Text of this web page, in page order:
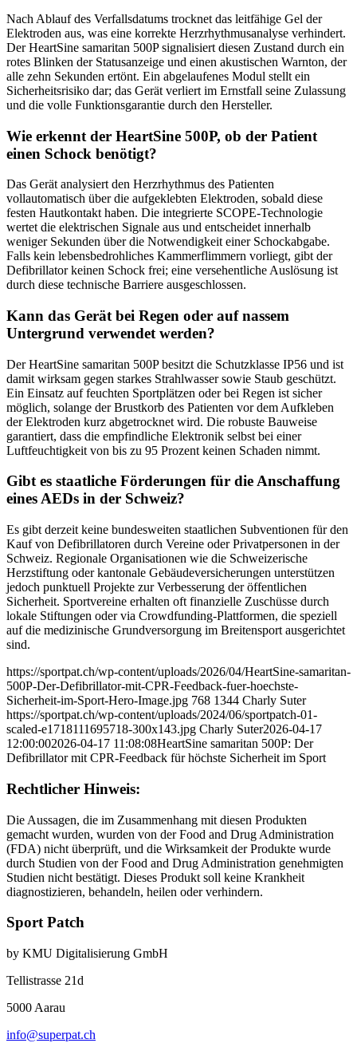
Nach Ablauf des Verfallsdatums trocknet das leitfähige Gel der
Elektroden aus, was eine korrekte Herzrhythmusanalyse verhindert.
Der HeartSine samaritan 500P signalisiert diesen Zustand durch ein
rotes Blinken der Statusanzeige und einen akustischen Warnton, der
alle zehn Sekunden ertönt. Ein abgelaufenes Modul stellt ein
Sicherheitsrisiko dar; das Gerät verliert im Ernstfall seine Zulassung
und die volle Funktionsgarantie durch den Hersteller.
Wie erkennt der HeartSine 500P, ob der Patient
einen Schock benötigt?
Das Gerät analysiert den Herzrhythmus des Patienten
vollautomatisch über die aufgeklebten Elektroden, sobald diese
festen Hautkontakt haben. Die integrierte SCOPE-Technologie
wertet die elektrischen Signale aus und entscheidet innerhalb
weniger Sekunden über die Notwendigkeit einer Schockabgabe.
Falls kein lebensbedrohliches Kammerflimmern vorliegt, gibt der
Defibrillator keinen Schock frei; eine versehentliche Auslösung ist
durch diese technische Barriere ausgeschlossen.
Kann das Gerät bei Regen oder auf nassem
Untergrund verwendet werden?
Der HeartSine samaritan 500P besitzt die Schutzklasse IP56 und ist
damit wirksam gegen starkes Strahlwasser sowie Staub geschützt.
Ein Einsatz auf feuchten Sportplätzen oder bei Regen ist sicher
möglich, solange der Brustkorb des Patienten vor dem Aufkleben
der Elektroden kurz abgetrocknet wird. Die robuste Bauweise
garantiert, dass die empfindliche Elektronik selbst bei einer
Luftfeuchtigkeit von bis zu 95 Prozent keinen Schaden nimmt.
Gibt es staatliche Förderungen für die Anschaffung
eines AEDs in der Schweiz?
Es gibt derzeit keine bundesweiten staatlichen Subventionen für den
Kauf von Defibrillatoren durch Vereine oder Privatpersonen in der
Schweiz. Regionale Organisationen wie die Schweizerische
Herzstiftung oder kantonale Gebäudeversicherungen unterstützen
jedoch punktuell Projekte zur Verbesserung der öffentlichen
Sicherheit. Sportvereine erhalten oft finanzielle Zuschüsse durch
lokale Stiftungen oder via Crowdfunding-Plattformen, die speziell
auf die medizinische Grundversorgung im Breitensport ausgerichtet
sind.
https://sportpat.ch/wp-content/uploads/2026/04/HeartSine-samaritan-
500P-Der-Defibrillator-mit-CPR-Feedback-fuer-hoechste-
Sicherheit-im-Sport-Hero-Image.jpg 768 1344 Charly Suter
https://sportpat.ch/wp-content/uploads/2024/06/sportpatch-01-
scaled-e1718111695718-300x143.jpg Charly Suter2026-04-17
12:00:002026-04-17 11:08:08HeartSine samaritan 500P: Der
Defibrillator mit CPR-Feedback für höchste Sicherheit im Sport
Rechtlicher Hinweis:
Die Aussagen, die im Zusammenhang mit diesen Produkten
gemacht wurden, wurden von der Food and Drug Administration
(FDA) nicht überprüft, und die Wirksamkeit der Produkte wurde
durch Studien von der Food and Drug Administration genehmigten
Studien nicht bestätigt. Dieses Produkt soll keine Krankheit
diagnostizieren, behandeln, heilen oder verhindern.
Sport Patch
by KMU Digitalisierung GmbH
Tellistrasse 21d
5000 Aarau
info@superpat.ch